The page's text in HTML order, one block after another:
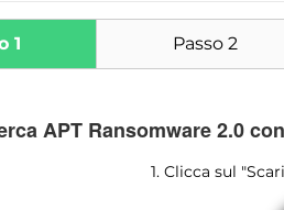
1 Passo 2
APT Ransomware 2.0
1. Clicca sul